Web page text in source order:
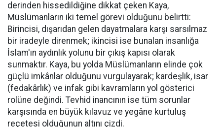
derinden hissedildiğine dikkat çeken Kaya,
Müslümanların iki temel görevi olduğunu belirtti:
Birincisi, dışarıdan gelen dayatmalara karşı sarsılmaz
bir iradeyle direnmek; ikincisi ise bunalan insanlığa
İslam'ın aydınlık yolunu bir çıkış kapısı olarak
sunmaktır. Kaya, bu yolda Müslümanların elinde çok
güçlü imkânlar olduğunu vurgulayarak; kardeşlik, isar
(fedakârlık) ve infak gibi kavramların yol gösterici
rolüne değindi. Tevhid inancının ise tüm sorunlar
karşısında en büyük kılavuz ve yegâne kurtuluş
reçetesi olduğunun altını çizdi.